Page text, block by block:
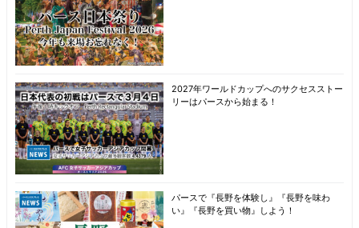
2027年ワールドカップへのサクセスストー
リーはパースから始まる！
パースで『長野を体験し』『長野を味わ
い』『長野を買い物』しよう！